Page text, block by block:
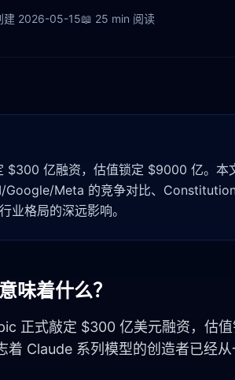
建 2026-05-15📖 25 min 阅读
$300 亿融资，估值锁定 $9000 亿。
Google/Meta 的竞争对比、
业格局的深远影响。
味着什么？
正式敲定 $300 亿美元融资，估
Claude 系列模型的创造者已经